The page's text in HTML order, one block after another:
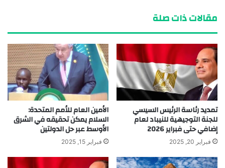
مقالات ذات صلة
تمديد رئاسة الرئيس السيسي
للجنة التوجيهية للنيباد لعام
إضافي حتى فبراير 2026
فبراير 20, 2025
الأمين العام للأمم المتحدة:
السلام يمكن تحقيقه في الشرق
الأوسط عبر حل الدولتين
فبراير 15, 2025